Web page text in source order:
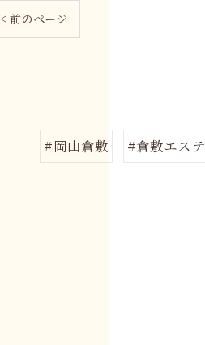
< 前のページ
#岡山倉敷 #倉敷エステ